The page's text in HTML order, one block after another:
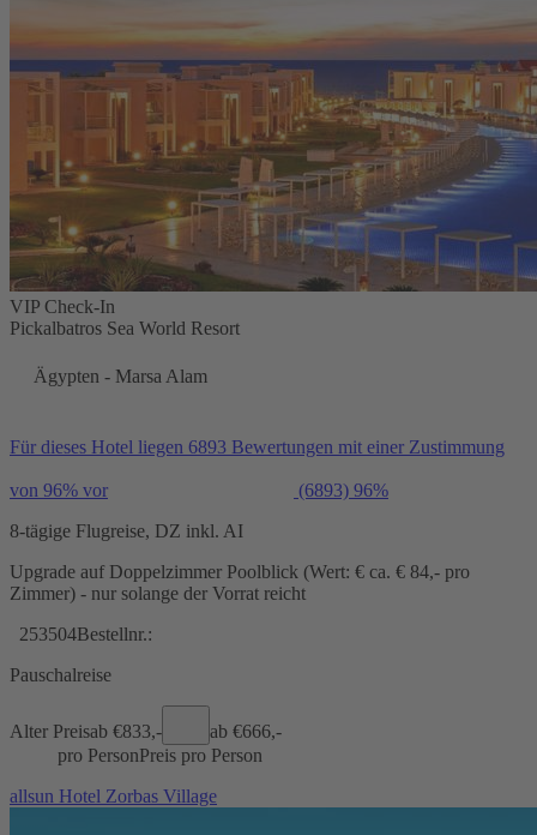
VIP Check-In
Pickalbatros Sea World Resort
Ägypten - Marsa Alam
Für dieses Hotel liegen 6893 Bewertungen mit einer Zustimmung
von 96% vor (6893) 96%
8-tägige Flugreise, DZ inkl. AI
Upgrade auf Doppelzimmer Poolblick (Wert: € ca. € 84,- pro
Zimmer) - nur solange der Vorrat reicht
253504Bestellnr.:
Pauschalreise
Alter Preisab €833,- ab €666,-
pro PersonPreis pro Person
allsun Hotel Zorbas Village